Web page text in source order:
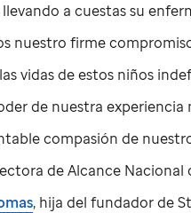
llevando a cuestas su
nuestro firme
vidas de estos niños
de nuestra experiencia
compasión de
de Alcance Nacional
, hija del fundador de